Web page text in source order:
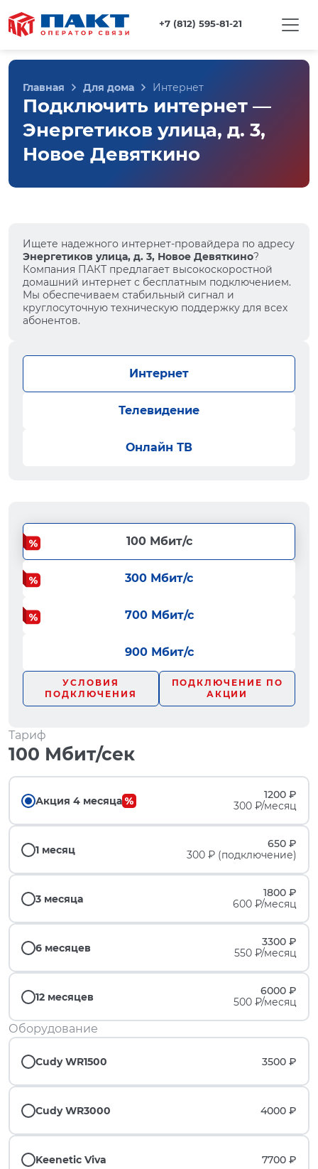
+7 (812) 595-81-21
Главная Для дома Интернет
Подключить интернет —
Энергетиков улица, д. 3,
Новое Девяткино
Ищете надежного интернет-провайдера по адресу
Энергетиков улица, д. 3, Новое Девяткино?
Компания ПАКТ предлагает высокоскоростной
домашний интернет с бесплатным подключением.
Мы обеспечиваем стабильный сигнал и
круглосуточную техническую поддержку для всех
абонентов.
Интернет
Телевидение
Онлайн ТВ
100 Мбит/с
300 Мбит/с
700 Мбит/с
900 Мбит/с
УСЛОВИЯ
ПОДКЛЮЧЕНИЯ
ПОДКЛЮЧЕНИЕ ПО
АКЦИИ
Тариф
100 Мбит/сек
Акция 4 месяца
1200 ₽
300 ₽/месяц
1 месяц
650 ₽
300 ₽ (подключение)
3 месяца
1800 ₽
600 ₽/месяц
6 месяцев
3300 ₽
550 ₽/месяц
12 месяцев
6000 ₽
500 ₽/месяц
Оборудование
Cudy WR1500 3500 ₽
Cudy WR3000 4000 ₽
Keenetic Viva 7700 ₽